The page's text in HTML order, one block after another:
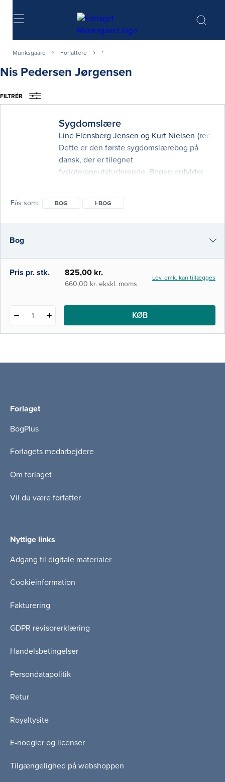
Søg
Munksgaard Forfattere *
Nis Pedersen Jørgensen
FILTRÉR
Sygdomslære
Line Flensberg Jensen og Kurt Nielsen (red.)
Dette er den første sygdomslærebog på
dansk, der er tilegnet
fysioterapeutstuderende. Bogen opfylder
specifikke sygdomslære. Sygdomslære er
kræft. 2) I dette afsnit gennemgås de
specifikke sygdomme i
Fås som BOG I-BOG
Bog
i-bog
Pris pr. stk. 825,00 kr.
660,00 kr. ekskl. moms
Lev. omk. kan tillægges
1 KØB
Forlaget
BogPlus
Forlagets medarbejdere
Om forlaget
Vil du være forfatter
Nyttige links
Adgang til digitale materialer
Cookieinformation
Fakturering
GDPR revisorerklæring
Handelsbetingelser
Persondatapolitik
Retur
Royaltysite
E-noegler og licenser
Tilgængelighed på webshoppen